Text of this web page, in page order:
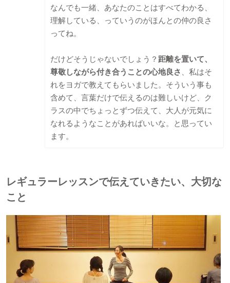
なんでも一緒、あなたのことはすべてわかる、
理解している、っていうのがほんとの仲の良さ
ってね。
だけどそうじゃないでしょう？ 距離を置いて、
尊敬しながら付き合うことの心地良さ 、私はそ
れをヨガで教えてもらいました。そういう事も
含めて、言葉だけで伝えるのは難しいけど、ク
ラスの中でちょっとずつ伝えて、大人が元気に
なれるようなことがあればいいな。と思ってい
ます。
レギュラーレッスンで伝えていきたい、大切な
こと